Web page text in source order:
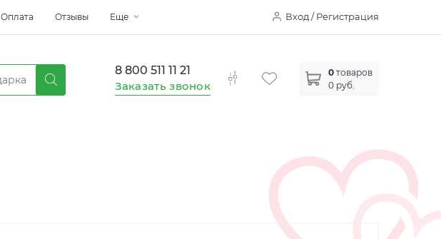
Вход / Регистрация
Оплата Отзывы Еще
0 товаров
0 руб.
8 800 511 11 21
Заказать звонок